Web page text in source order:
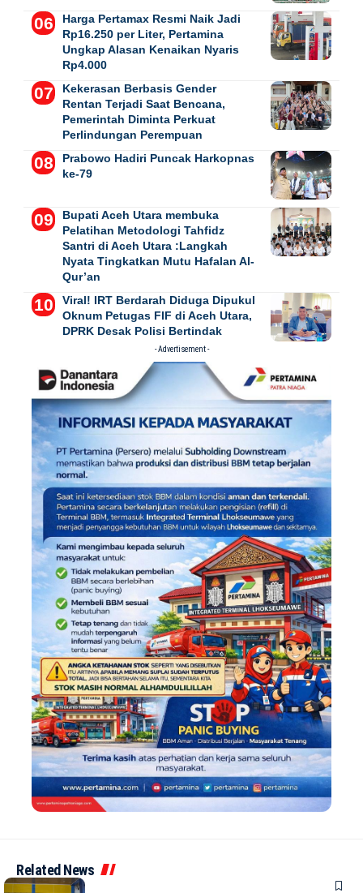
Harga Pertamax Resmi Naik Jadi
Rp16.250 per Liter, Pertamina
Ungkap Alasan Kenaikan Nyaris
Rp4.000
Kekerasan Berbasis Gender
Rentan Terjadi Saat Bencana,
Pemerintah Diminta Perkuat
Perlindungan Perempuan
Prabowo Hadiri Puncak Harkopnas
ke-79
Bupati Aceh Utara membuka
Pelatihan Metodologi Tahfidz
Santri di Aceh Utara :Langkah
Nyata Tingkatkan Mutu Hafalan Al-
Qur’an
Viral! IRT Berdarah Diduga Dipukul
Oknum Petugas FIF di Aceh Utara,
DPRK Desak Polisi Bertindak
- Advertisement -
Related News
NEWS